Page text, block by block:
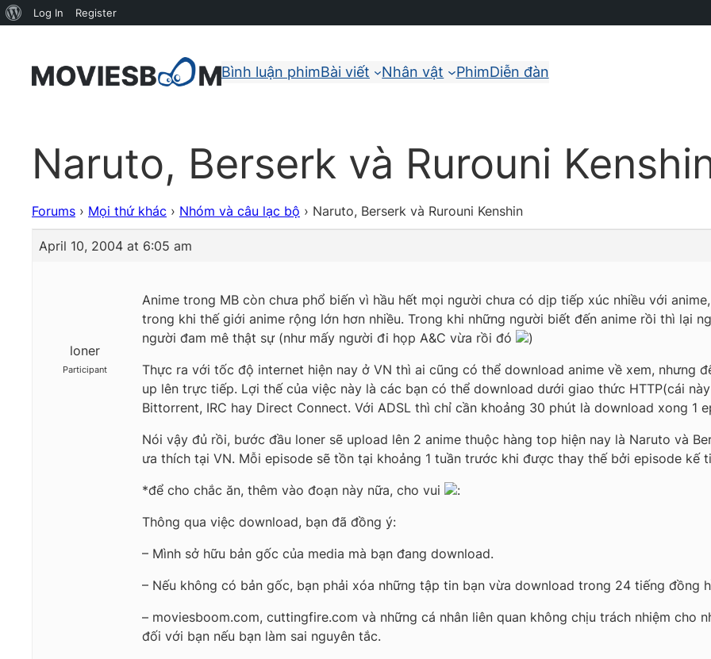
Bình luận phimBài viết Nhân vật PhimDiễn đàn
Naruto, Berserk và Rurouni
Forums › Mọi thứ khác › Nhóm và câu lạc bộ › Naruto, Berserk và Rurouni Kenshin
April 10, 2004 at 6:05 am
loner
Participant
Anime trong MB còn chưa phổ biến vì hầu hết mọi người chưa có dịp tiếp xúc nhiều với
trong khi thế giới anime rộng lớn hơn nhiều. Trong khi những người biết đến anime rồi thì lại
người đam mê thật sự (như mấy người đi họp A&C vừa rồi đó
)
Thực ra với tốc độ internet hiện nay ở VN thì ai cũng có thể download anime về xem, nhưng
up lên trực tiếp. Lợi thế của việc này là các bạn có thể download dưới giao thức HTTP(cái
Bittorrent, IRC hay Direct Connect. Với ADSL thì chỉ cần khoảng 30 phút là download xong 1
Nói vậy đủ rồi, bước đầu loner sẽ upload lên 2 anime thuộc hàng top hiện nay là Naruto và
ưa thích tại VN. Mỗi episode sẽ tồn tại khoảng 1 tuần trước khi được thay thế bởi episode kế
*để cho chắc ăn, thêm vào đoạn này nữa, cho vui
:
Thông qua việc download, bạn đã đồng ý:
– Mình sở hữu bản gốc của media mà bạn đang download.
– Nếu không có bản gốc, bạn phải xóa những tập tin bạn vừa download trong 24 tiếng đồng
– moviesboom.com, cuttingfire.com và những cá nhân liên quan không chịu trách nhiệm cho
đối với bạn nếu bạn làm sai nguyên tắc.
About
Log In Register